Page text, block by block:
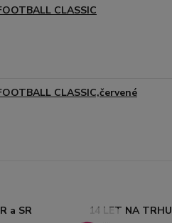
CLASSIC
CLASSIC,červené
a SR
14 LET NA TRHU